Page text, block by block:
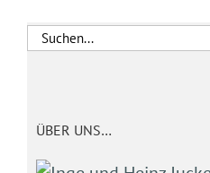
Suche
ÜBER UNS…